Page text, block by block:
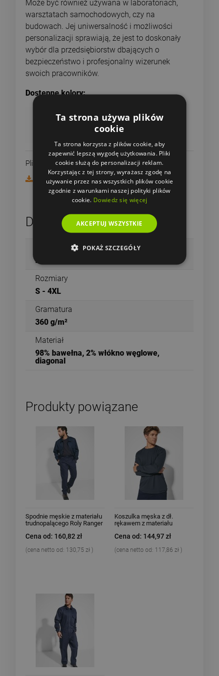
Może być również używana w laboratoriach,
warsztatach samochodowych, czy na
budowach. Jej uniwersalność i możliwości
personalizacji sprawiają, że jest to doskonały
wybór dla przedsiębiorstw dbających o
bezpieczeństwo i profesjonalny wizerunek
swoich pracowników.
Dostępne kolory:
Pliki do pobrania:
Karta produktu i rozmiary - Roly Cruiser
Dane techniczne
Męska
Rozmiary
S - 4XL
Gramatura
360 g/m²
Materiał
98% bawełna, 2% włókno węglowe,
diagonal
Produkty powiązane
Spodnie męskie z materiału
trudnopalącego Roly Ranger
Cena od: 160,82 zł
(cena netto od: 130,75 zł )
Koszulka męska z dł.
rękawem z materiału
Defender
Cena od: 144,97 zł
(cena netto od: 117,86 zł )
Ta strona używa plików
cookie
Ta strona korzysta z plików cookie, aby
zapewnić lepszą wygodę użytkowania. Pliki
cookie służą do personalizacji reklam.
Korzystając z tej strony, wyrażasz zgodę na
używanie przez nas wszystkich plików cookie
zgodnie z warunkami naszej polityki plików
cookie. Dowiedz się więcej
AKCEPTUJ WSZYSTKIE
POKAŻ SZCZEGÓŁY